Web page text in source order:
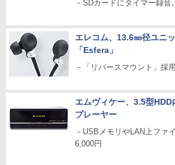
－SDカードにタイマー録音
エレコム、13.6㎜径ユニ
「Esfera」
－「リバースマウント」採
エムヴィケー、3.5型HDD
プレーヤー
－USBメモリやLAN上ファ
6,000円